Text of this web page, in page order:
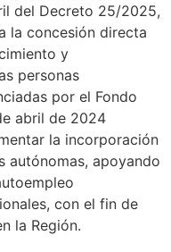
del Decreto 25/2025,
la concesión directa
y
personas
por el Fondo
abril de 2024
la incorporación
autónomas, apoyando
con el fin de
la Región.